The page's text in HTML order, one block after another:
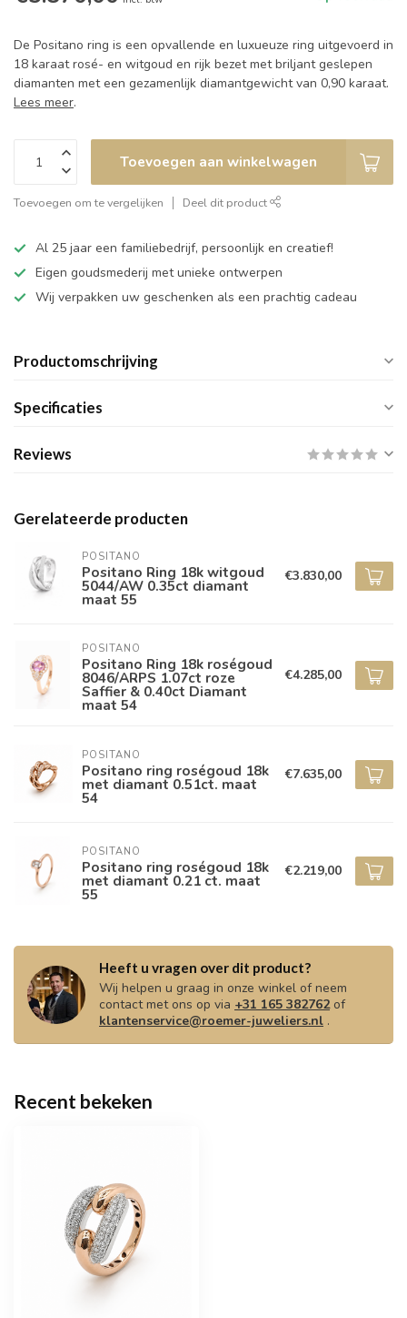
De Positano ring is een opvallende en luxueuze ring uitgevoerd in
18 karaat rosé- en witgoud en rijk bezet met briljant geslepen
diamanten met een gezamenlijk diamantgewicht van 0,90 karaat.
Lees meer.
Toevoegen aan winkelwagen
Toevoegen om te vergelijken Deel dit product
Al 25 jaar een familiebedrijf, persoonlijk en creatief!
Eigen goudsmederij met unieke ontwerpen
Wij verpakken uw geschenken als een prachtig cadeau
Productomschrijving
Specificaties
Reviews
Gerelateerde producten
POSITANO
Positano Ring 18k witgoud
5044/AW 0.35ct diamant
maat 55
€3.830,00
POSITANO
Positano Ring 18k roségoud
8046/ARPS 1.07ct roze
Saffier & 0.40ct Diamant
maat 54
€4.285,00
POSITANO
Positano ring roségoud 18k
met diamant 0.51ct. maat
54
€7.635,00
POSITANO
Positano ring roségoud 18k
met diamant 0.21 ct. maat
55
€2.219,00
Heeft u vragen over dit product?
Wij helpen u graag in onze winkel of neem
contact met ons op via +31 165 382762of
klantenservice@roemer-juweliers.nl .
Recent bekeken